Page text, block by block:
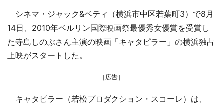
シネマ・ジャック&ベティ（横浜市中区若葉町3）で8月
14日、2010年ベルリン国際映画祭最優秀女優賞を受賞し
た寺島しのぶさん主演の映画「キャタピラー」の横浜独占
上映がスタートした。
［広告］
キャタピラー（若松プロダクション・スコーレ）は、